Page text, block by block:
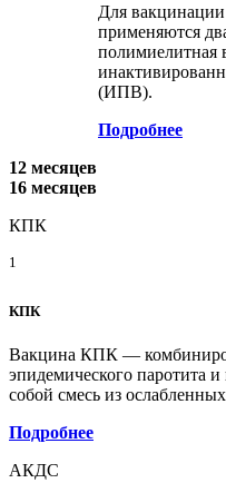
Для
применяются
(ИПВ).
Подробнее
12 месяцев
16 месяцев
КПК
1
КПК
Вакцина КПК —
эпидемического паротита и
собой смесь из
Подробнее
АКДС